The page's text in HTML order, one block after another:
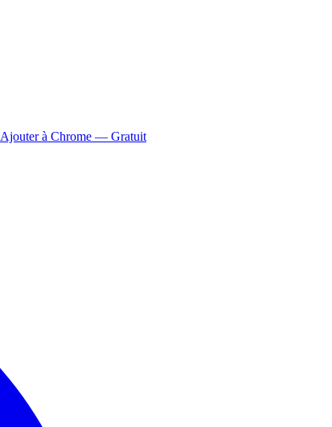
Ajouter à Chrome — Gratuit